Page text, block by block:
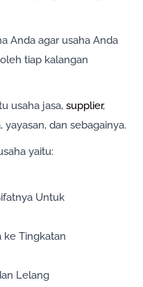
Anda agar usaha Anda
tiap kalangan
usaha jasa, supplier,
yayasan, dan sebagainya.
yaitu:
Untuk
ke Tingkatan
Lelang